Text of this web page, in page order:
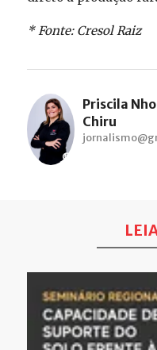
* Fonte: Cresol Raiz
Priscila
Chiru